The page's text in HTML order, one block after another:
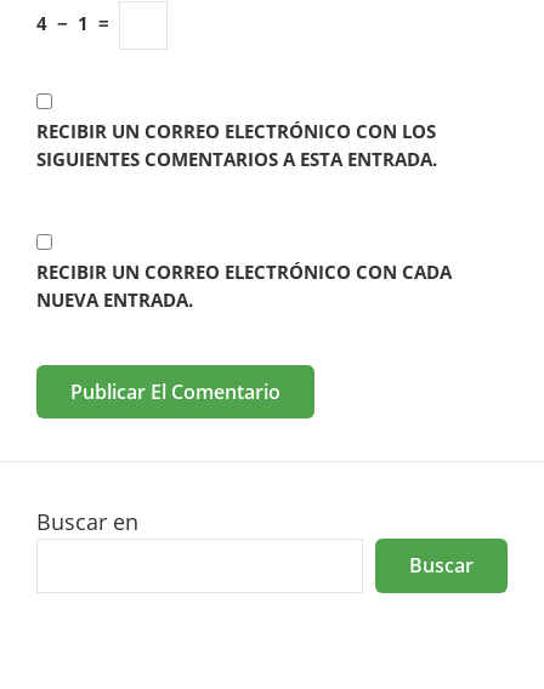
4 − 1 =
RECIBIR UN CORREO ELECTRÓNICO CON LOS
SIGUIENTES COMENTARIOS A ESTA ENTRADA.
RECIBIR UN CORREO ELECTRÓNICO CON CADA
NUEVA ENTRADA.
Buscar en
Buscar